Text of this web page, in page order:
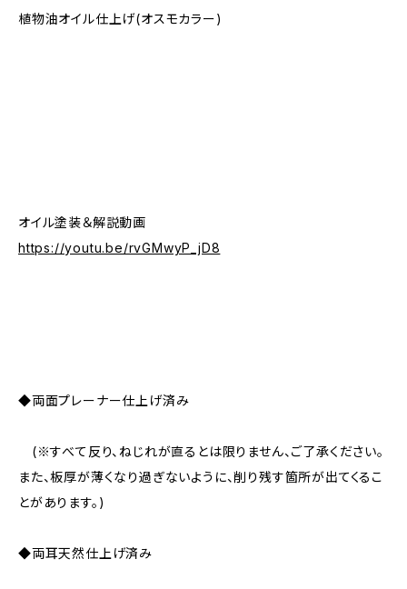
植物油オイル仕上げ(オスモカラー)
オイル塗装＆解説動画
https://youtu.be/rvGMwyP_jD8
◆両面プレーナー仕上げ済み
(※すべて反り、ねじれが直るとは限りません、ご了承ください。
また、板厚が薄くなり過ぎないように、削り残す箇所が出てくるこ
とがあります。)
◆両耳天然仕上げ済み